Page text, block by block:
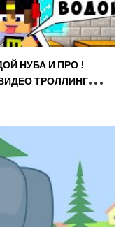
НУБА И ПРО !
ТРОЛЛИНГ